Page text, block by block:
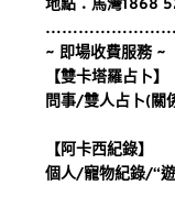
地點：馬灣1868
~ 即場收費服務 ~
【雙卡塔羅占卜】
問事/雙人占卜(關
【阿卡西紀錄】
個人/寵物紀錄/“